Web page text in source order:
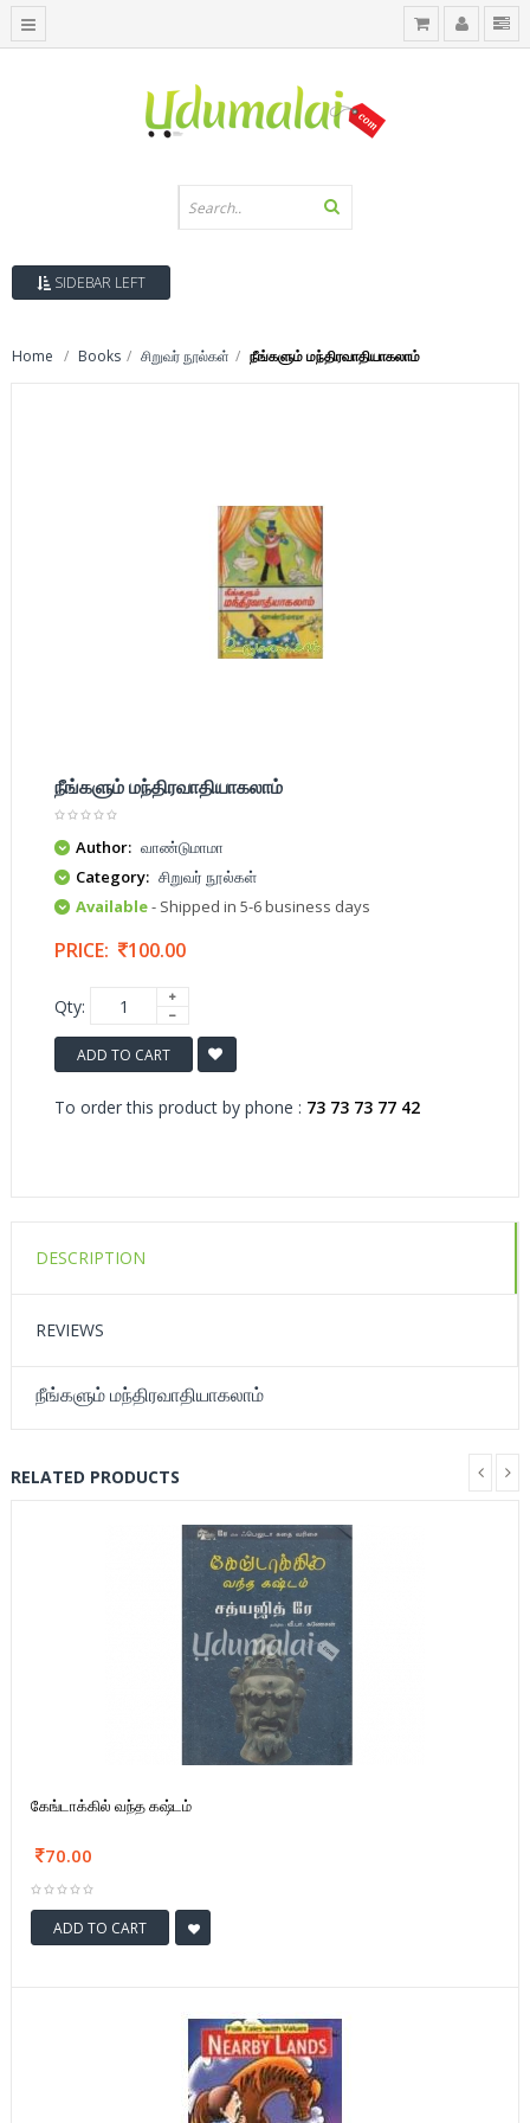
SIDEBAR LEFT
Home Books சிறுவர் நூல்கள் நீங்களும் மந்திரவாதியாகலாம்
நீங்களும் மந்திரவாதியாகலாம்
Author: வாண்டுமாமா
Category: சிறுவர் நூல்கள்
Available- Shipped in 5-6 business days
PRICE: 100.00
Qty:
ADD TO CART
To order this product by phone : 73 73 73 77 42
DESCRIPTION
REVIEWS
நீங்களும் மந்திரவாதியாகலாம்
RELATED PRODUCTS
கேங்டாக்கில் வந்த கஷ்டம்
70.00
ADD TO CART